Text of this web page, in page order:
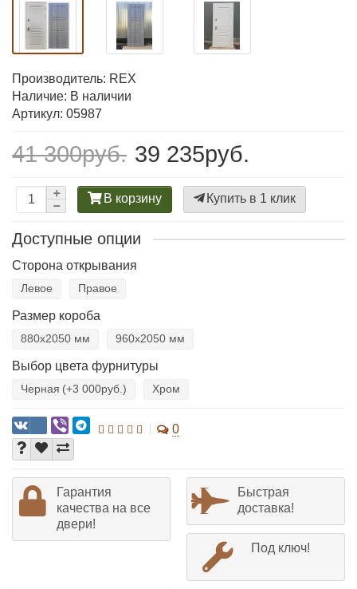
Производитель: REX
Наличие: В наличии
Артикул: 05987
41 300руб. 39 235руб.
В корзину Купить в 1 клик
Доступные опции
Сторона открывания
Левое Правое
Размер короба
880х2050 мм 960х2050 мм
Выбор цвета фурнитуры
Черная (+3 000руб.) Хром
0
Гарантия
качества на все
двери!
Быстрая
доставка!
Под ключ!